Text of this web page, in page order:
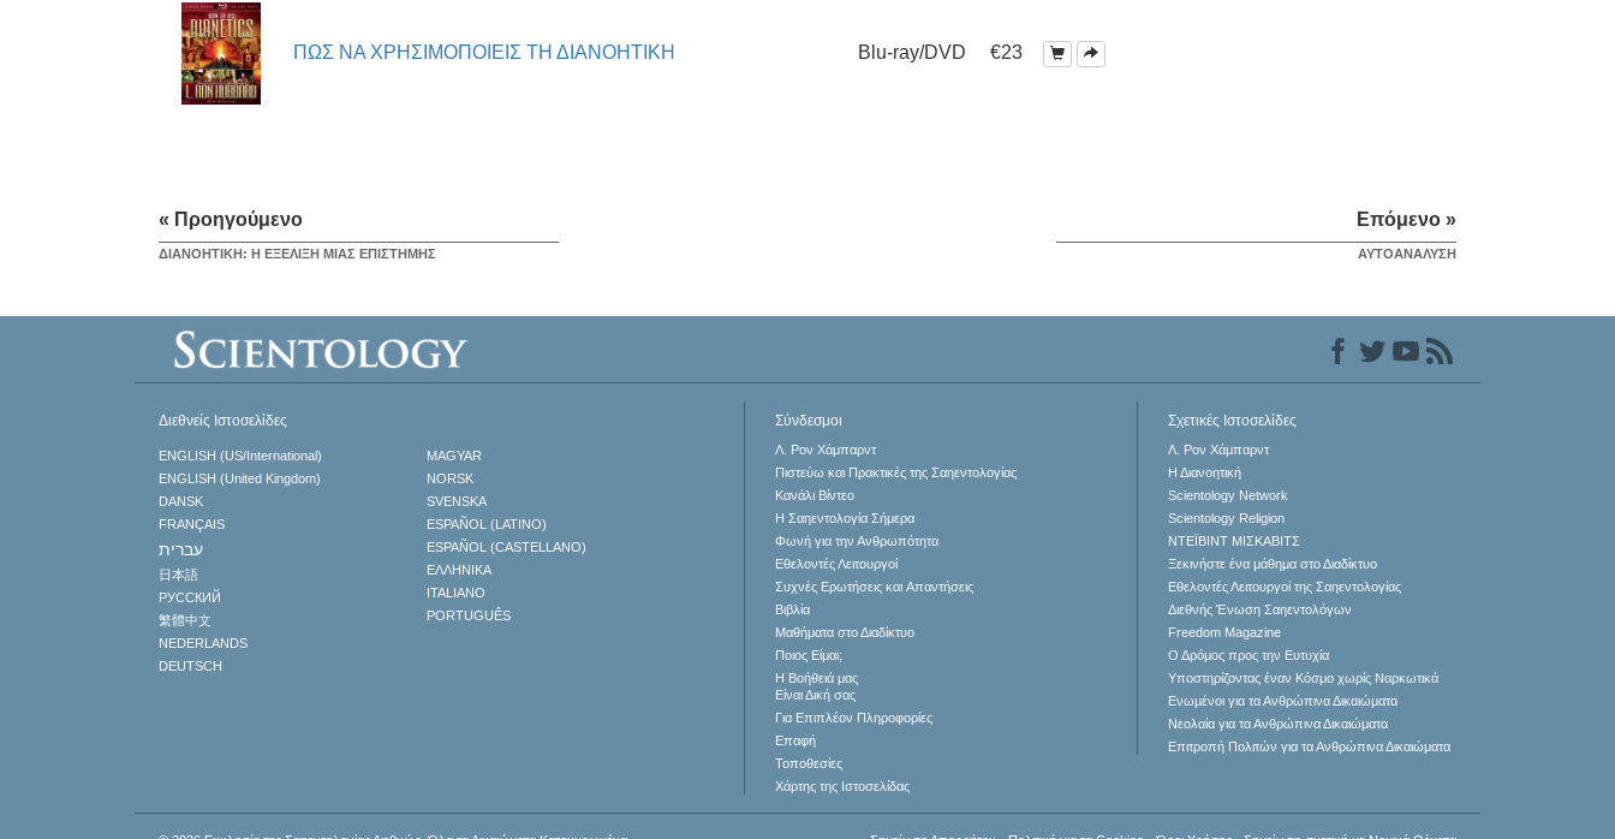
ΠΩΣ ΝΑ ΧΡΗΣΙΜΟΠΟΙΕΙΣ ΤΗ ΔΙΑΝΟΗΤΙΚΗ Blu-ray/DVD €23
« Προηγούμενο
ΔΙΑΝΟΗΤΙΚΗ: Η ΕΞΕΛΙΞΗ ΜΙΑΣ ΕΠΙΣΤΗΜΗΣ
Επόμενο »
ΑΥΤΟΑΝΑΛΥΣΗ
Διεθνείς Ιστοσελίδες
ENGLISH (US/International)
ENGLISH (United Kingdom)
DANSK
FRANÇAIS
עברית
日本語
РУССКИЙ
繁體中文
NEDERLANDS
DEUTSCH
MAGYAR
NORSK
SVENSKA
ESPAÑOL (LATINO)
ESPAÑOL (CASTELLANO)
ΕΛΛΗΝΙΚA
ITALIANO
PORTUGUÊS
Σύνδεσμοι
Λ. Ρον Χάμπαρντ
Πιστεύω και Πρακτικές της Σαηεντολογίας
Κανάλι Βίντεο
Η Σαηεντολογία Σήμερα
Φωνή για την Ανθρωπότητα
Εθελοντές Λειτουργοί
Συχνές Ερωτήσεις και Απαντήσεις
Βιβλία
Μαθήματα στο Διαδίκτυο
Ποιος Είμαι;
Η Βοήθειά μας
Είναι Δική σας
Για Επιπλέον Πληροφορίες
Επαφή
Τοποθεσίες
Χάρτης της Ιστοσελίδας
Σχετικές Ιστοσελίδες
Λ. Ρον Χάμπαρντ
Η Διανοητική
Scientology Network
Scientology Religion
ΝΤΕΪΒΙΝΤ ΜΙΣΚAΒΙΤΣ
Ξεκινήστε ένα μάθημα στο Διαδίκτυο
Εθελοντές Λειτουργοί της Σαηεντολογίας
Διεθνής Ένωση Σαηεντολόγων
Freedom Magazine
Ο Δρόμος προς την Ευτυχία
Υποστηρίζοντας έναν Κόσμο χωρίς Ναρκωτικά
Ενωµένοι για τα Ανθρώπινα Δικαιώµατα
Νεολαία για τα Ανθρώπινα Δικαιώματα
Επιτροπή Πολιτών για τα Ανθρώπινα Δικαιώματα